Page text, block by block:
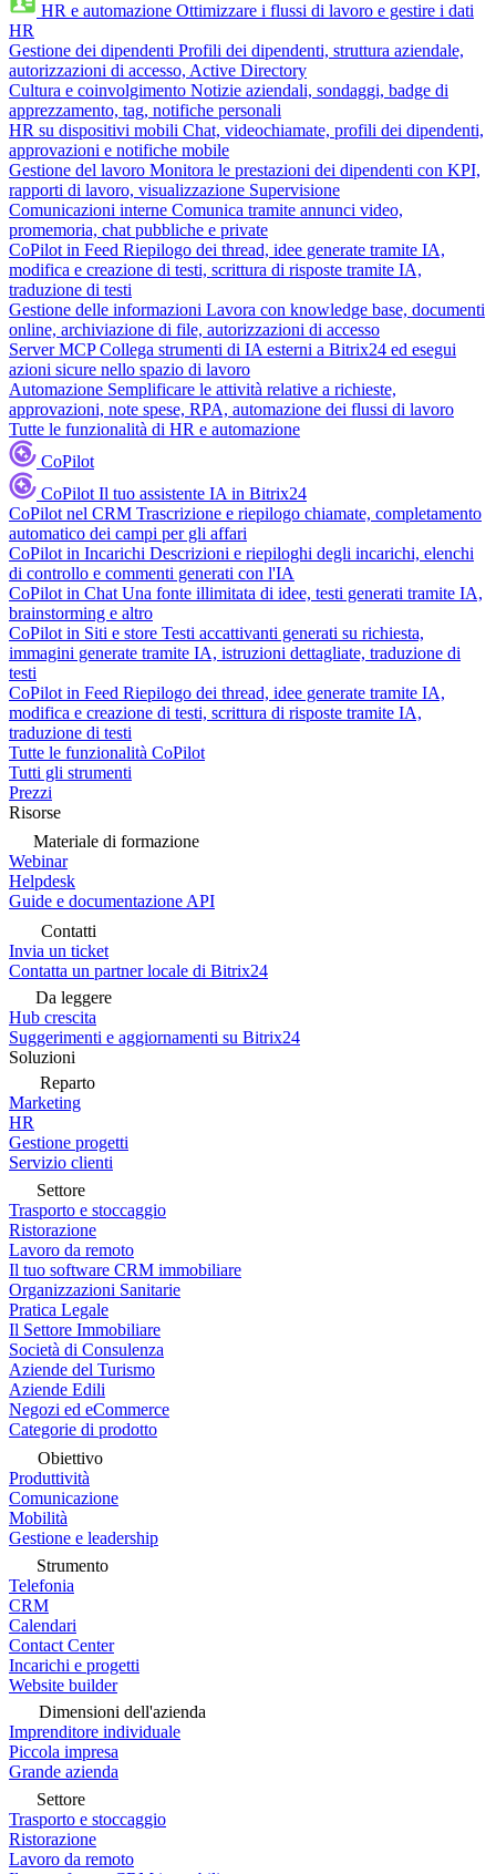
HR e automazione Ottimizzare i flussi di lavoro e gestire i dati
HR
Gestione dei dipendenti Profili dei dipendenti, struttura aziendale,
autorizzazioni di accesso, Active Directory
Cultura e coinvolgimento Notizie aziendali, sondaggi, badge di
apprezzamento, tag, notifiche personali
HR su dispositivi mobili Chat, videochiamate, profili dei dipendenti,
approvazioni e notifiche mobile
Gestione del lavoro Monitora le prestazioni dei dipendenti con KPI,
rapporti di lavoro, visualizzazione Supervisione
Comunicazioni interne Comunica tramite annunci video,
promemoria, chat pubbliche e private
CoPilot in Feed Riepilogo dei thread, idee generate tramite IA,
modifica e creazione di testi, scrittura di risposte tramite IA,
traduzione di testi
Gestione delle informazioni Lavora con knowledge base, documenti
online, archiviazione di file, autorizzazioni di accesso
Server MCP Collega strumenti di IA esterni a Bitrix24 ed esegui
azioni sicure nello spazio di lavoro
Automazione Semplificare le attività relative a richieste,
approvazioni, note spese, RPA, automazione dei flussi di lavoro
Tutte le funzionalità di HR e automazione
CoPilot
CoPilot Il tuo assistente IA in Bitrix24
CoPilot nel CRM Trascrizione e riepilogo chiamate, completamento
automatico dei campi per gli affari
CoPilot in Incarichi Descrizioni e riepiloghi degli incarichi, elenchi
di controllo e commenti generati con l'IA
CoPilot in Chat Una fonte illimitata di idee, testi generati tramite IA,
brainstorming e altro
CoPilot in Siti e store Testi accattivanti generati su richiesta,
immagini generate tramite IA, istruzioni dettagliate, traduzione di
testi
CoPilot in Feed Riepilogo dei thread, idee generate tramite IA,
modifica e creazione di testi, scrittura di risposte tramite IA,
traduzione di testi
Tutte le funzionalità CoPilot
Tutti gli strumenti
Prezzi
Risorse
Materiale di formazione
Webinar
Helpdesk
Guide e documentazione API
Contatti
Invia un ticket
Contatta un partner locale di Bitrix24
Da leggere
Hub crescita
Suggerimenti e aggiornamenti su Bitrix24
Soluzioni
Reparto
Marketing
HR
Gestione progetti
Servizio clienti
Settore
Trasporto e stoccaggio
Ristorazione
Lavoro da remoto
Il tuo software CRM immobiliare
Organizzazioni Sanitarie
Pratica Legale
Il Settore Immobiliare
Società di Consulenza
Aziende del Turismo
Aziende Edili
Negozi ed eCommerce
Categorie di prodotto
Obiettivo
Produttività
Comunicazione
Mobilità
Gestione e leadership
Strumento
Telefonia
CRM
Calendari
Contact Center
Incarichi e progetti
Website builder
Dimensioni dell'azienda
Imprenditore individuale
Piccola impresa
Grande azienda
Settore
Trasporto e stoccaggio
Ristorazione
Lavoro da remoto